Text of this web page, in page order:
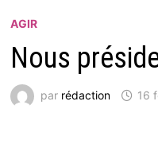
AGIR
Nous
par rédaction 16